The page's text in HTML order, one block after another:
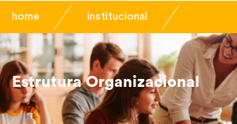
home institucional
Estrutura Organizacional